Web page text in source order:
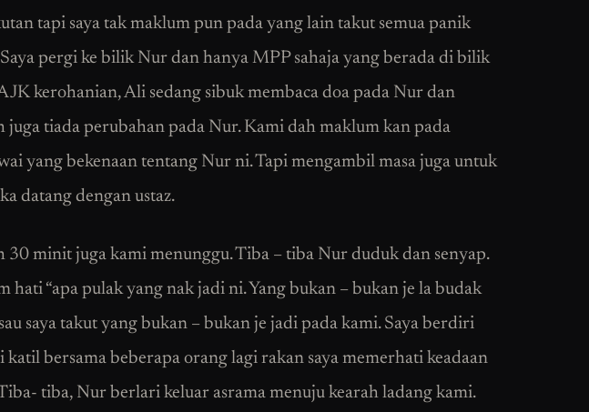
tapi saya tak maklum pun pada yang lain takut semua panik
pergi ke bilik Nur dan hanya MPP sahaja yang berada di bilik
kerohanian, Ali sedang sibuk membaca doa pada Nur dan
juga tiada perubahan pada Nur. Kami dah maklum kan pada
yang bekenaan tentang Nur ni. Tapi mengambil masa juga untuk
datang dengan ustaz.
30 minit juga kami menunggu. Tiba – tiba Nur duduk dan senyap.
hati “apa pulak yang nak jadi ni. Yang bukan – bukan je la budak
saya takut yang bukan – bukan je jadi pada kami. Saya berdiri
katil bersama beberapa orang lagi rakan saya memerhati keadaan
tiba, Nur berlari keluar asrama menuju kearah ladang kami.